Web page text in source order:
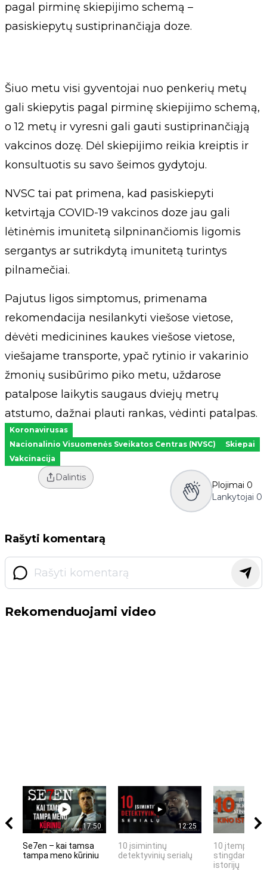
pagal pirminę skiepijimo schemą –
pasiskiepytų sustiprinančiąja doze.
Šiuo metu visi gyventojai nuo penkerių metų
gali skiepytis pagal pirminę skiepijimo schemą,
o 12 metų ir vyresni gali gauti sustiprinančiąją
vakcinos dozę. Dėl skiepijimo reikia kreiptis ir
konsultuotis su savo šeimos gydytoju.
NVSC tai pat primena, kad pasiskiepyti
ketvirtąja COVID-19 vakcinos doze jau gali
lėtinėmis imunitetą silpninančiomis ligomis
sergantys ar sutrikdytą imunitetą turintys
pilnamečiai.
Pajutus ligos simptomus, primenama
rekomendacija nesilankyti viešose vietose,
dėvėti medicinines kaukes viešose vietose,
viešajame transporte, ypač rytinio ir vakarinio
žmonių susibūrimo piko metu, uždarose
patalpose laikytis saugaus dviejų metrų
atstumo, dažnai plauti rankas, vėdinti patalpas.
Koronavirusas
Nacionalinio Visuomenės Sveikatos Centras (NVSC)
Skiepai
Vakcinacija
Dalintis
Plojimai 0
Lankytojai 0
Rašyti komentarą
Rekomenduojami video
17:50
Se7en – kai tamsa
tampa meno kūriniu
12:25
10 įsimintinų
detektyvinių serialų
10 įtemptų,
stingdančių
istorijų